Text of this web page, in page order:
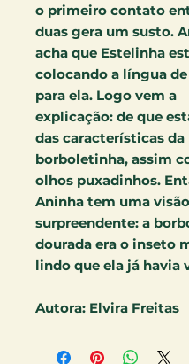
o primeiro contato
duas gera um susto.
acha que Estelinha
colocando a língua
para ela. Logo vem a
explicação: de que
das características da
borboletinha, assim
olhos puxadinhos.
Aninha tem uma visão
surpreendente: a
dourada era o inseto
lindo que ela já havia
Autora: Elvira Freitas